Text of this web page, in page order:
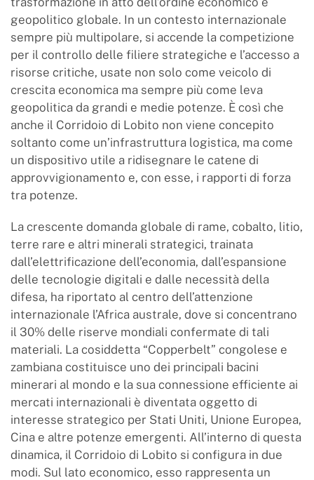
geopolitico globale. In un contesto internazionale
sempre più multipolare, si accende la competizione
per il controllo delle filiere strategiche e l’accesso a
risorse critiche, usate non solo come veicolo di
crescita economica ma sempre più come leva
geopolitica da grandi e medie potenze. È così che
anche il Corridoio di Lobito non viene concepito
soltanto come un’infrastruttura logistica, ma come
un dispositivo utile a ridisegnare le catene di
approvvigionamento e, con esse, i rapporti di forza
tra potenze.
La crescente domanda globale di rame, cobalto, litio,
terre rare e altri minerali strategici, trainata
dall’elettrificazione dell’economia, dall’espansione
delle tecnologie digitali e dalle necessità della
difesa, ha riportato al centro dell’attenzione
internazionale l’Africa australe, dove si concentrano
il 30% delle riserve mondiali confermate di tali
materiali. La cosiddetta “Copperbelt” congolese e
zambiana costituisce uno dei principali bacini
minerari al mondo e la sua connessione efficiente ai
mercati internazionali è diventata oggetto di
interesse strategico per Stati Uniti, Unione Europea,
Cina e altre potenze emergenti. All’interno di questa
dinamica, il Corridoio di Lobito si configura in due
modi. Sul lato economico, esso rappresenta un